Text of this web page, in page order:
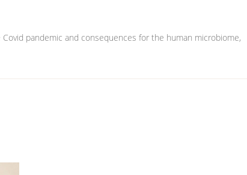
pandemic and consequences for the human microbiome,